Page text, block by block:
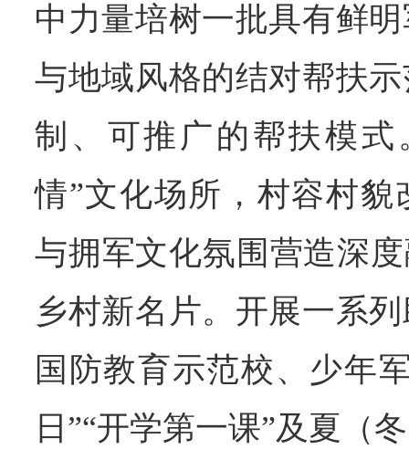
中力量培树一批具有鲜
与地域风格的结对帮扶
制、可推广的帮扶模式
情”文化场所，村容村
与拥军文化氛围营造深
乡村新名片。开展一系
国防教育示范校、少年
日”“开学第一课”及夏（